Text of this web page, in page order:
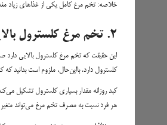
خلاصه: تخم مرغ کامل یکی از غذاهای زیاد مغذی است
۲. تخم مرغ کلسترول بالایی دارد، اما تأثیر منفی روی کلسترول خون ندارد
کلسترول دارد. بااین‌حال، ملزوم است بدانید
کبد روزانه مقدار بسیاری کلسترول تشکیل
هر فرد نسبت به مصرف تخم مرغ می‌تواند متغیر